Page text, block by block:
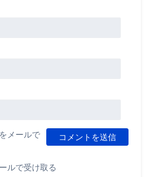
メールで
ルで受け取る